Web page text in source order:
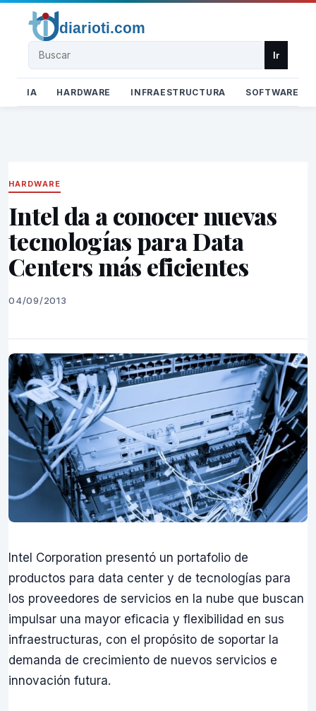
Buscar Ir
IA HARDWARE INFRAESTRUCTURA SOFTWARE
HARDWARE
Intel da a conocer nuevas
tecnologías para Data
Centers más eficientes
04/09/2013
Intel Corporation presentó un portafolio de
productos para data center y de tecnologías para
los proveedores de servicios en la nube que buscan
impulsar una mayor eficacia y flexibilidad en sus
infraestructuras, con el propósito de soportar la
demanda de crecimiento de nuevos servicios e
innovación futura.